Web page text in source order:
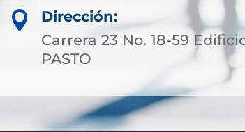

Dirección:
Carrera 23 No. 18-59
PASTO